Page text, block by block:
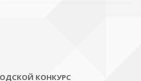
КОНКУРС